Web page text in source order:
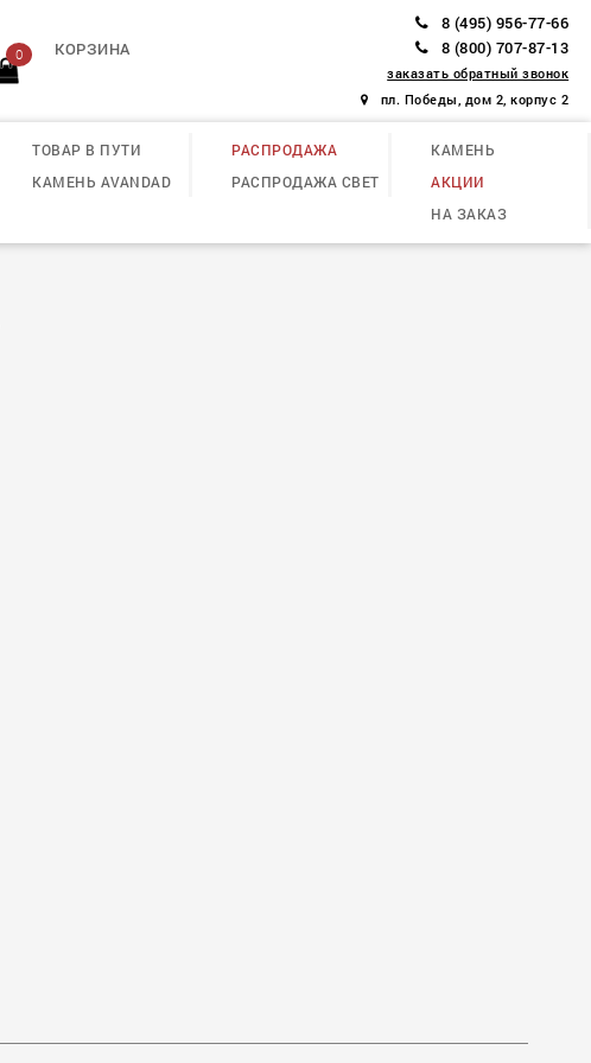
0 КОРЗИНА
8 (495) 956-77-66
8 (800) 707-87-13
заказать обратный звонок
пл. Победы, дом 2, корпус 2
ТОВАР В ПУТИ
КАМЕНЬ AVANDAD
РАСПРОДАЖА
РАСПРОДАЖА СВЕТ
КАМЕНЬ
АКЦИИ
НА ЗАКАЗ